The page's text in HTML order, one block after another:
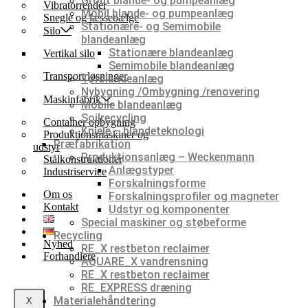
Vibratorrender
Snegle og læssebælge
Silo
Vertikal silo
Transport løsninger
Maskinfabrik
Container opbygning
Produktionsmaskiner og
udstyr
Stålkonstruktioner
Industriservice
Om os
Kontakt
Nyhed
Forhandlere
X
Mobil blande- og pumpeanlæg
Stationære- og Semimobile
blandeanlæg
Stationære blandeanlæg
Semimobile blandeanlæg
Tørblandeanlæg
Nybygning /Ombygning /renovering
Mobile blandeanlæg
Soilrecycling
Kniele – blandeteknologi
Præfabrikation
Produktionsanlæg – Weckenmann
Anlægstyper
Forskalningsforme
Forskalningsprofiler og magneter
Udstyr og komponenter
Special maskiner og støbeforme
Recycling
RE_X restbeton reclaimer
AQUARE_X vandrensning
RE_X restbeton reclaimer
RE_EXPRESS dræning
Materialehåndtering